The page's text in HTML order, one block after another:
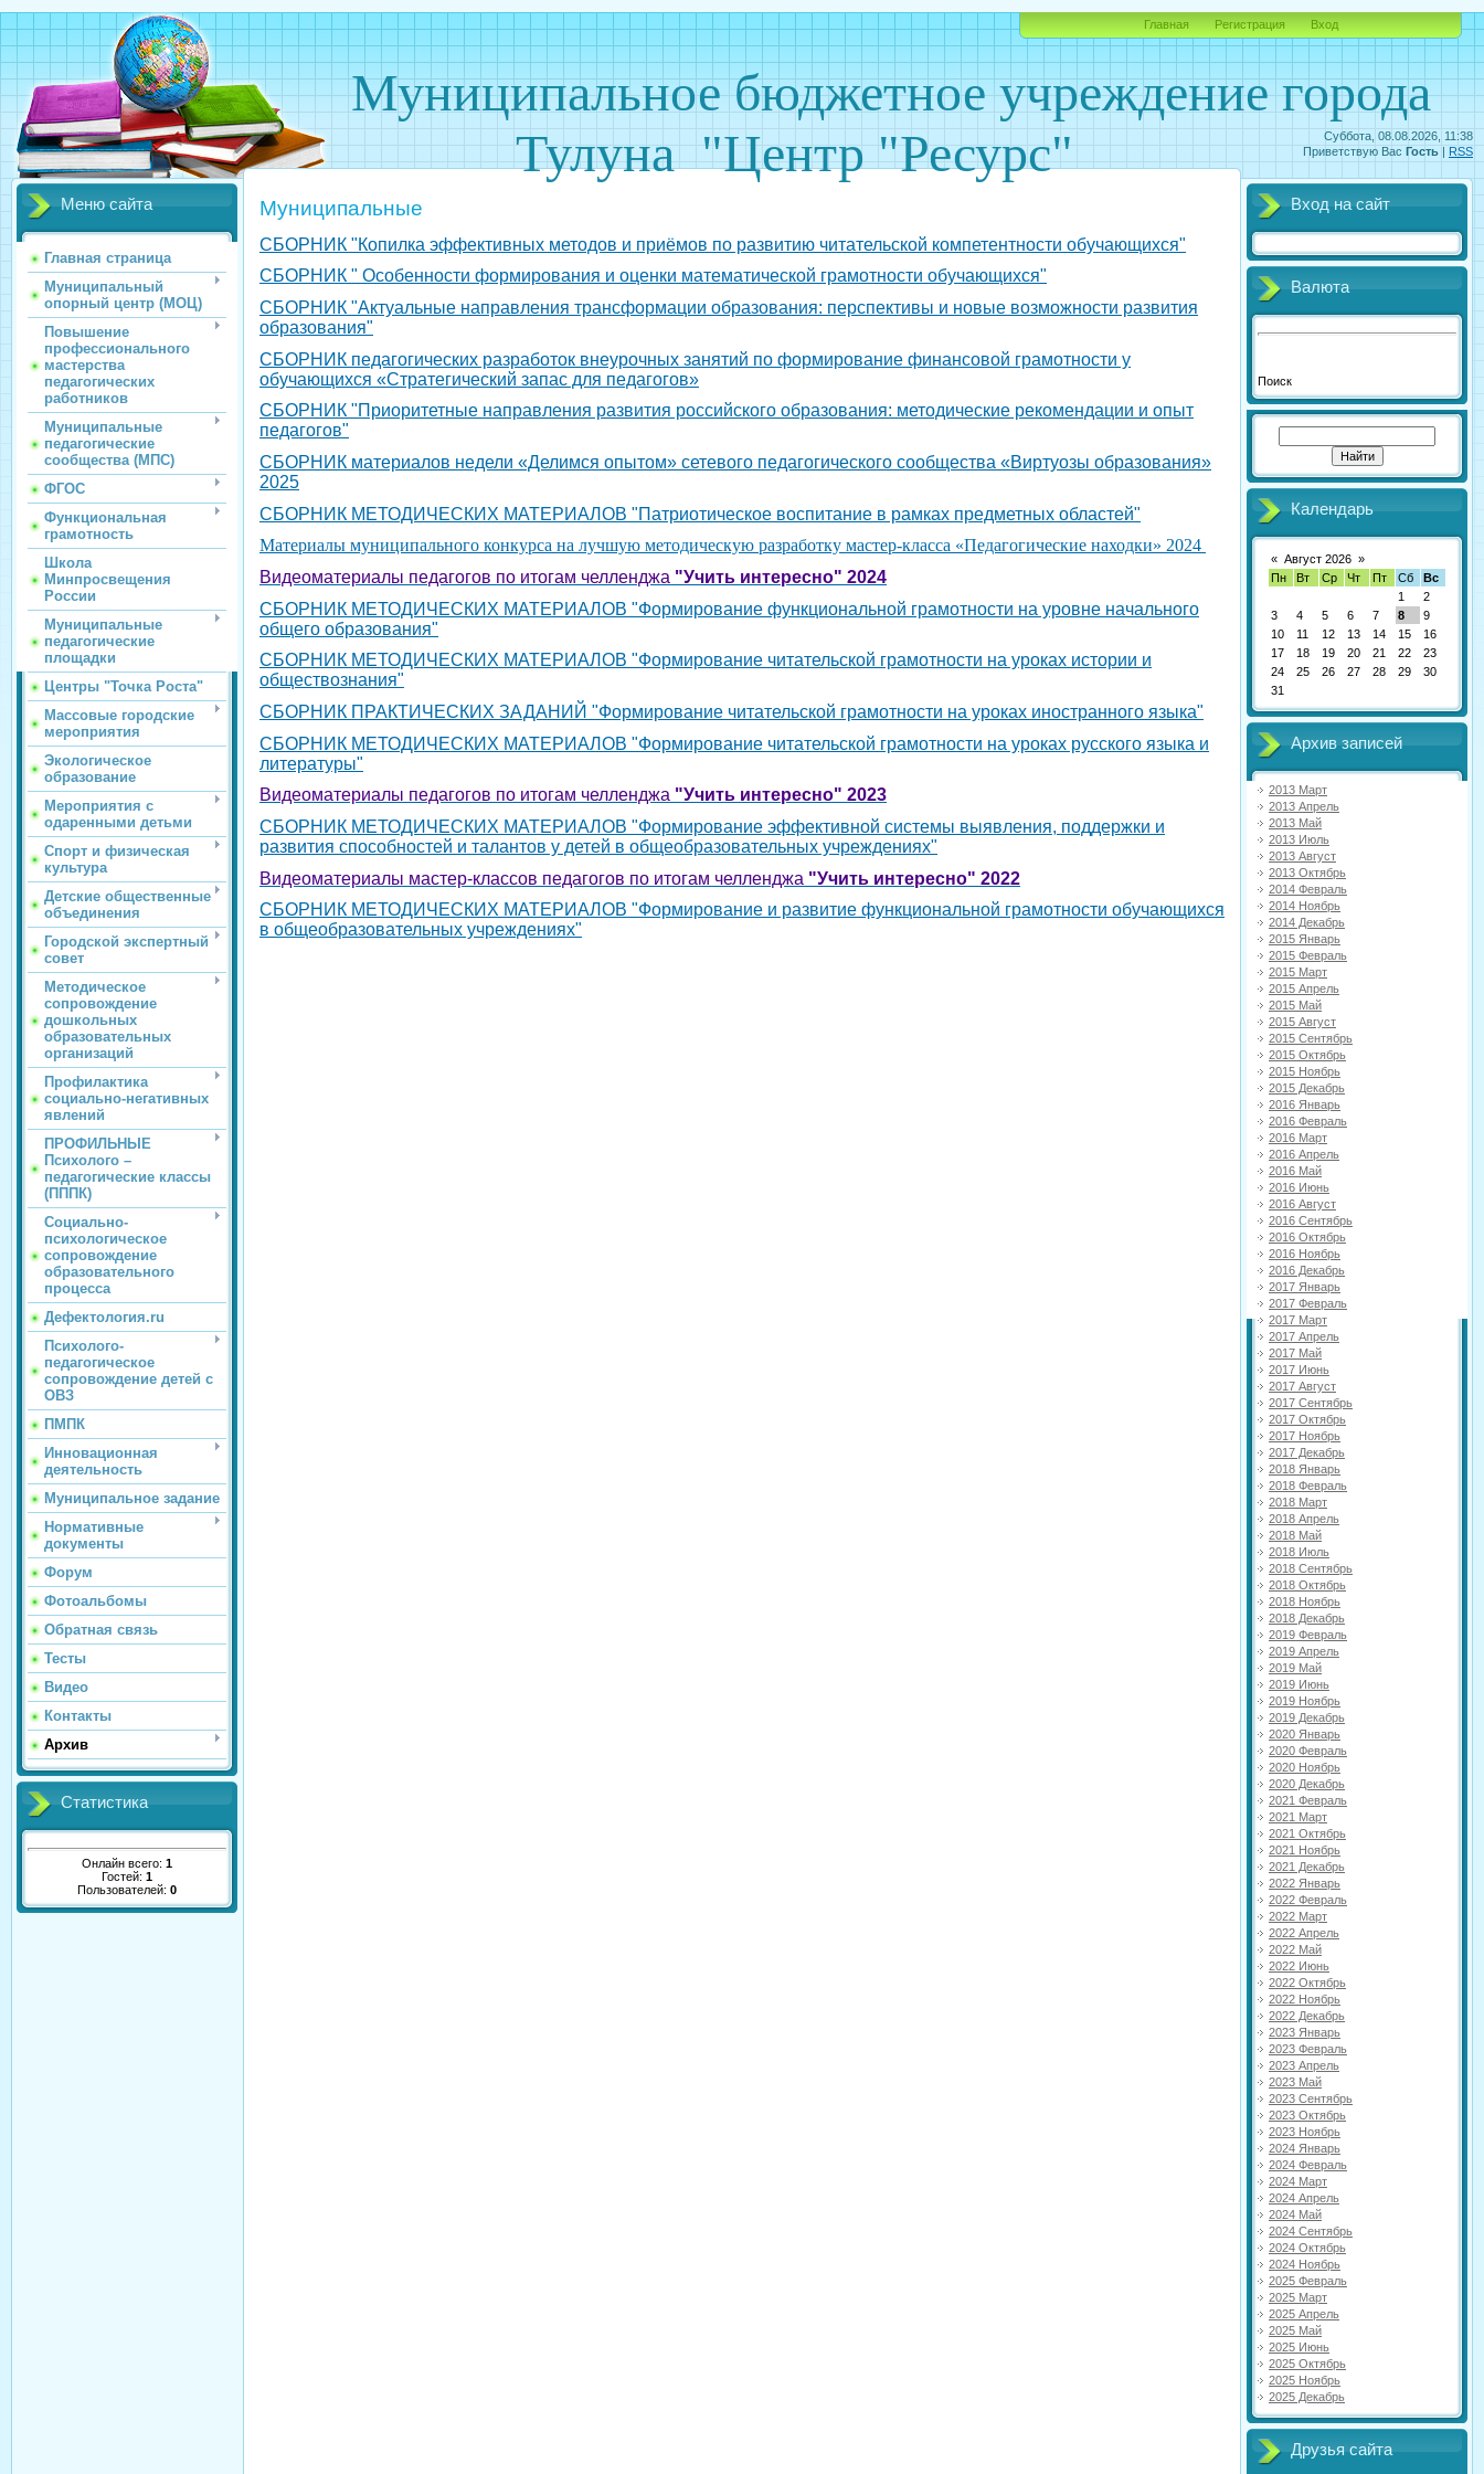
Суббота, 08.08.2026, 11:38
Приветствую Вас Гость | RSS
Муниципальное бюджетное учреждение города
Тулуна "Центр "Ресурс"
Главная Регистрация Вход
Меню сайта
Главная страница
Муниципальный
опорный центр (МОЦ)
Повышение
профессионального
мастерства
педагогических
работников
Муниципальные
педагогические
сообщества (МПС)
ФГОС
Функциональная
грамотность
Школа
Минпросвещения
России
Муниципальные
педагогические
площадки
Центры "Точка Роста"
Массовые городские
мероприятия
Экологическое
образование
Мероприятия с
одаренными детьми
Спорт и физическая
культура
Детские общественные
объединения
Городской экспертный
совет
Методическое
сопровождение
дошкольных
образовательных
организаций
Профилактика
социально-негативных
явлений
ПРОФИЛЬНЫЕ
Психолого –
педагогические классы
(ПППК)
Социально-
психологическое
сопровождение
образовательного
процесса
Дефектология.ru
Психолого-
педагогическое
сопровождение детей с
ОВЗ
ПМПК
Инновационная
деятельность
Муниципальное задание
Нормативные
документы
Форум
Фотоальбомы
Обратная связь
Тесты
Видео
Контакты
Архив
Статистика
Онлайн всего: 1
Гостей: 1
Пользователей: 0
Муниципальные
СБОРНИК "Копилка эффективных методов и приёмов по развитию читательской компетентности обучающихся"
СБОРНИК " Особенности формирования и оценки математической грамотности обучающихся"
СБОРНИК "Актуальные направления трансформации образования: перспективы и новые возможности развития
образования"
СБОРНИК педагогических разработок внеурочных занятий по формирование финансовой грамотности у
обучающихся «Стратегический запас для педагогов»
СБОРНИК "Приоритетные направления развития российского образования: методические рекомендации и опыт
педагогов"
СБОРНИК материалов недели «Делимся опытом» сетевого педагогического сообщества «Виртуозы образования»
2025
СБОРНИК МЕТОДИЧЕСКИХ МАТЕРИАЛОВ "Патриотическое воспитание в рамках предметных областей"
Материалы муниципального конкурса на лучшую методическую разработку мастер-класса «Педагогические находки» 2024
Видеоматериалы педагогов по итогам челленджа "Учить интересно" 2024
СБОРНИК МЕТОДИЧЕСКИХ МАТЕРИАЛОВ "Формирование функциональной грамотности на уровне начального
общего образования"
СБОРНИК МЕТОДИЧЕСКИХ МАТЕРИАЛОВ "Формирование читательской грамотности на уроках истории и
обществознания"
СБОРНИК ПРАКТИЧЕСКИХ ЗАДАНИЙ "Формирование читательской грамотности на уроках иностранного языка"
СБОРНИК МЕТОДИЧЕСКИХ МАТЕРИАЛОВ "Формирование читательской грамотности на уроках русского языка и
литературы"
Видеоматериалы педагогов по итогам челленджа "Учить интересно" 2023
СБОРНИК МЕТОДИЧЕСКИХ МАТЕРИАЛОВ "Формирование эффективной системы выявления, поддержки и
развития способностей и талантов у детей в общеобразовательных учреждениях"
Видеоматериалы мастер-классов педагогов по итогам челленджа "Учить интересно" 2022
СБОРНИК МЕТОДИЧЕСКИХ МАТЕРИАЛОВ "Формирование и развитие функциональной грамотности обучающихся
в общеобразовательных учреждениях"
Вход на сайт
Валюта
Поиск
Календарь
« Август 2026 »
Пн
Вт Ср Чт Пт Сб
Вс
1
2
3
4 5 6 7 8
9
10
11 12 13 14 15
16
17
18 19 20 21 22
23
24
25 26 27 28 29
30
31
Архив записей
2013 Март
2013 Апрель
2013 Май
2013 Июль
2013 Август
2013 Октябрь
2014 Февраль
2014 Ноябрь
2014 Декабрь
2015 Январь
2015 Февраль
2015 Март
2015 Апрель
2015 Май
2015 Август
2015 Сентябрь
2015 Октябрь
2015 Ноябрь
2015 Декабрь
2016 Январь
2016 Февраль
2016 Март
2016 Апрель
2016 Май
2016 Июнь
2016 Август
2016 Сентябрь
2016 Октябрь
2016 Ноябрь
2016 Декабрь
2017 Январь
2017 Февраль
2017 Март
2017 Апрель
2017 Май
2017 Июнь
2017 Август
2017 Сентябрь
2017 Октябрь
2017 Ноябрь
2017 Декабрь
2018 Январь
2018 Февраль
2018 Март
2018 Апрель
2018 Май
2018 Июль
2018 Сентябрь
2018 Октябрь
2018 Ноябрь
2018 Декабрь
2019 Февраль
2019 Апрель
2019 Май
2019 Июнь
2019 Ноябрь
2019 Декабрь
2020 Январь
2020 Февраль
2020 Ноябрь
2020 Декабрь
2021 Февраль
2021 Март
2021 Октябрь
2021 Ноябрь
2021 Декабрь
2022 Январь
2022 Февраль
2022 Март
2022 Апрель
2022 Май
2022 Июнь
2022 Октябрь
2022 Ноябрь
2022 Декабрь
2023 Январь
2023 Февраль
2023 Апрель
2023 Май
2023 Сентябрь
2023 Октябрь
2023 Ноябрь
2024 Январь
2024 Февраль
2024 Март
2024 Апрель
2024 Май
2024 Сентябрь
2024 Октябрь
2024 Ноябрь
2025 Февраль
2025 Март
2025 Апрель
2025 Май
2025 Июнь
2025 Октябрь
2025 Ноябрь
2025 Декабрь
Друзья сайта